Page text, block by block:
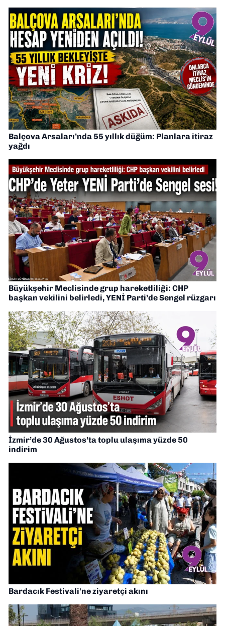
Balçova Arsaları’nda 55 yıllık düğüm: Planlara itiraz
yağdı
Büyükşehir Meclisinde grup hareketliliği: CHP
başkan vekilini belirledi, YENİ Parti’de Sengel rüzgarı
İzmir’de 30 Ağustos’ta toplu ulaşıma yüzde 50
indirim
Bardacık Festivali'ne ziyaretçi akını